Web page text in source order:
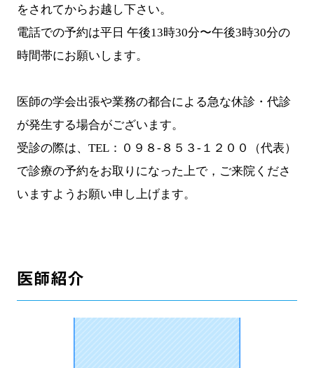
をされてからお越し下さい。
電話での予約は平日 午後13時30分〜午後3時30分の
時間帯にお願いします。
医師の学会出張や業務の都合による急な休診・代診
が発生する場合がございます。
受診の際は、TEL：０９８-８５３-１２００（代表）
で診療の予約をお取りになった上で，ご来院くださ
いますようお願い申し上げます。
医師紹介